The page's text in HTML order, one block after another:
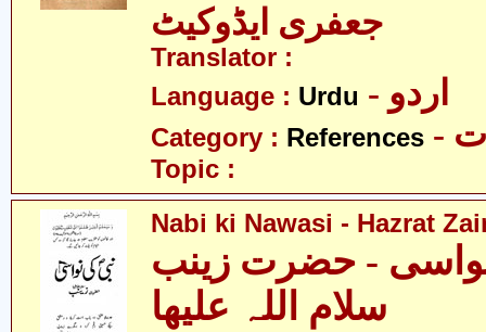
جعفری ایڈوکیٹ
Translator :
Language : Urdu - اردو
Category : References
Topic :
Nabi ki Nawasi - Hazrat
- حضرت زینب